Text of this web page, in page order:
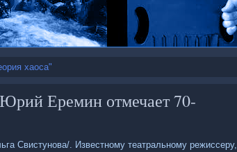
хаоса"
Еремин отмечает 70-
Свистунова/. Известному театральному режиссеру,